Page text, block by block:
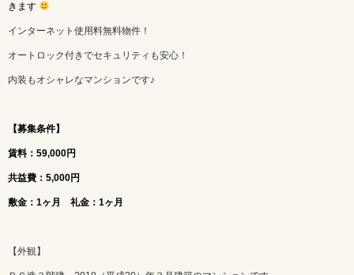
きます
インターネット使用料無料物件！
オートロック付きでセキュリティも安心！
内装もオシャレなマンションです♪
【募集条件】
賃料：59,000円
共益費：5,000円
敷金：1ヶ月 礼金：1ヶ月
【外観】